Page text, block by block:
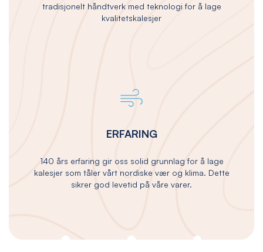
tradisjonelt håndtverk med teknologi for å lage
kvalitetskalesjer
ERFARING
140 års erfaring gir oss solid grunnlag for å lage
kalesjer som tåler vårt nordiske vær og klima. Dette
sikrer god levetid på våre varer.